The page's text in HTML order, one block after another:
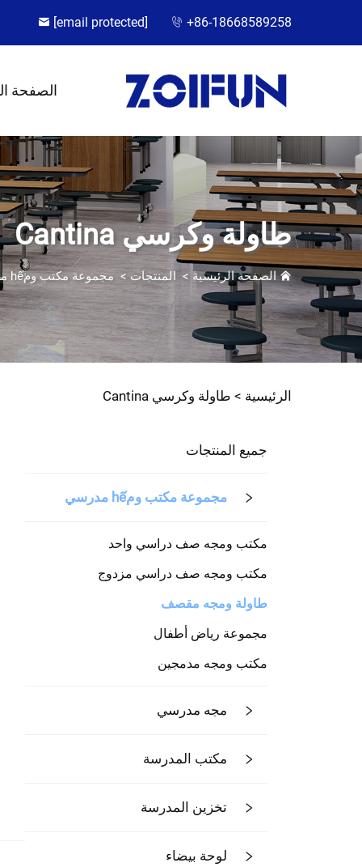
[email protected] +86-18668589258
الصفحة
طاولة وكرسي Cantina
الصفحة الرئيسية > المنتجات > مجموعة مكتب ومhế مدرسي
الرئيسية > طاولة وكرسي Cantina
جميع المنتجات
مجموعة مكتب ومhế مدرسي
مكتب ومجه صف دراسي واحد
مكتب ومجه صف دراسي مزدوج
طاولة ومجه مقصف
مجموعة رياض أطفال
مكتب ومجه مدمجين
مجه مدرسي
مكتب المدرسة
تخزين المدرسة
لوحة بيضاء